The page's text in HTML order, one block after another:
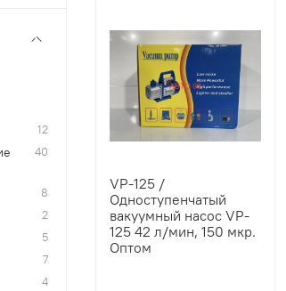
VP-125 /
Одноступенчатый
вакуумный насос VP-
125 42 л/мин, 150 мкр.
Оптом
12
40
8
2
5
7
4